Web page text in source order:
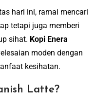
hari ini, ramai mencari
tetapi juga memberi
sihat. Kopi Enera
moden dengan
kesihatan.
Latte?